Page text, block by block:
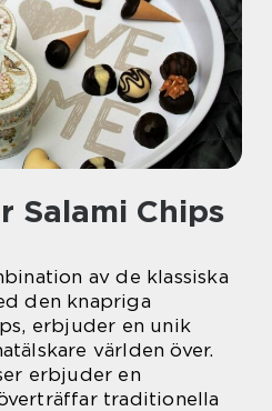
Salami Chips
av de klassiska
den knapriga
erbjuder en unik
världen över.
erbjuder en
traditionella